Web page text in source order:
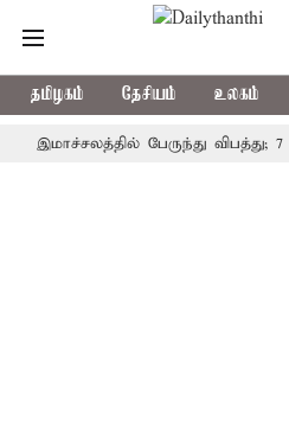
தமிழகம் தேசியம் உலகம்
பேருந்து விபத்து; 7 பேர்